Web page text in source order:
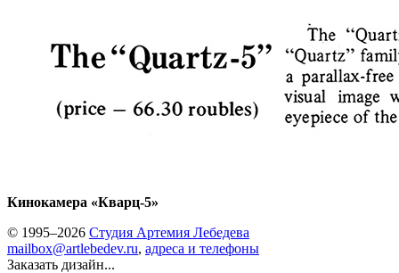
Кинокамера «Кварц-5»
© 1995–2026 Студия Артемия Лебедева
mailbox@artlebedev.ru, адреса и телефоны
Заказать дизайн...